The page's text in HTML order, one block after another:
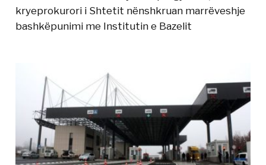
kryeprokurori i Shtetit nënshkruan marrëveshje
bashkëpunimi me Institutin e Bazelit